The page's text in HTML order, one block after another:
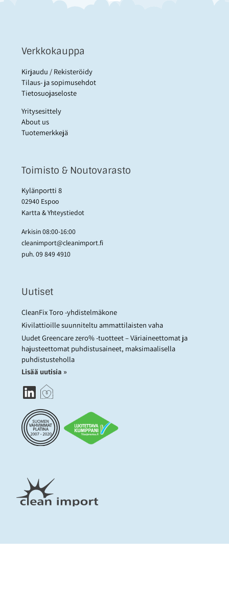
Verkkokauppa
Kirjaudu / Rekisteröidy
Tilaus- ja sopimusehdot
Tietosuojaseloste
Yritysesittely
About us
Tuotemerkkejä
Toimisto & Noutovarasto
Kylänportti 8
02940 Espoo
Kartta & Yhteystiedot
Arkisin 08:00-16:00
cleanimport@cleanimport.fi
puh.09 849 4910
Uutiset
CleanFix Toro -yhdistelmäkone
Kivilattioille suunniteltu ammattilaisten vaha
Uudet Greencare zero% -tuotteet – Väriaineettomat ja
hajusteettomat puhdistusaineet, maksimaalisella
puhdistusteholla
Lisää uutisia »